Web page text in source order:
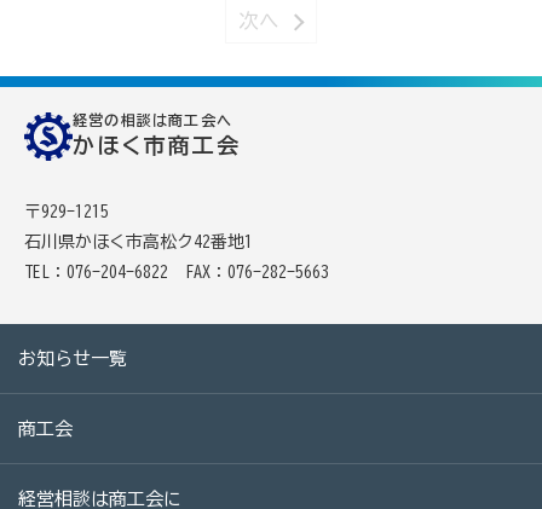
次へ
経営の相談は商工会へ
かほく市商工会
〒929-1215
石川県かほく市高松ク42番地1
TEL：076-204-6822
FAX：076-282-5663
お知らせ一覧
商工会
経営相談は商工会に
メリットがいっぱい、労働保険事務
商工会が扱う検定
全国商工会珠算検定試験
会報「商工かが．のと」
商工会